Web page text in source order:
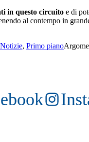
in questo circuito e di
al contempo in
Notizie, Primo piano